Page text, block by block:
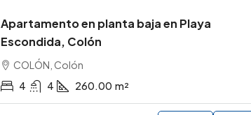
Apartamento en planta baja en Playa
Escondida, Colón
COLÓN, Colón
4
4 260.00 m²